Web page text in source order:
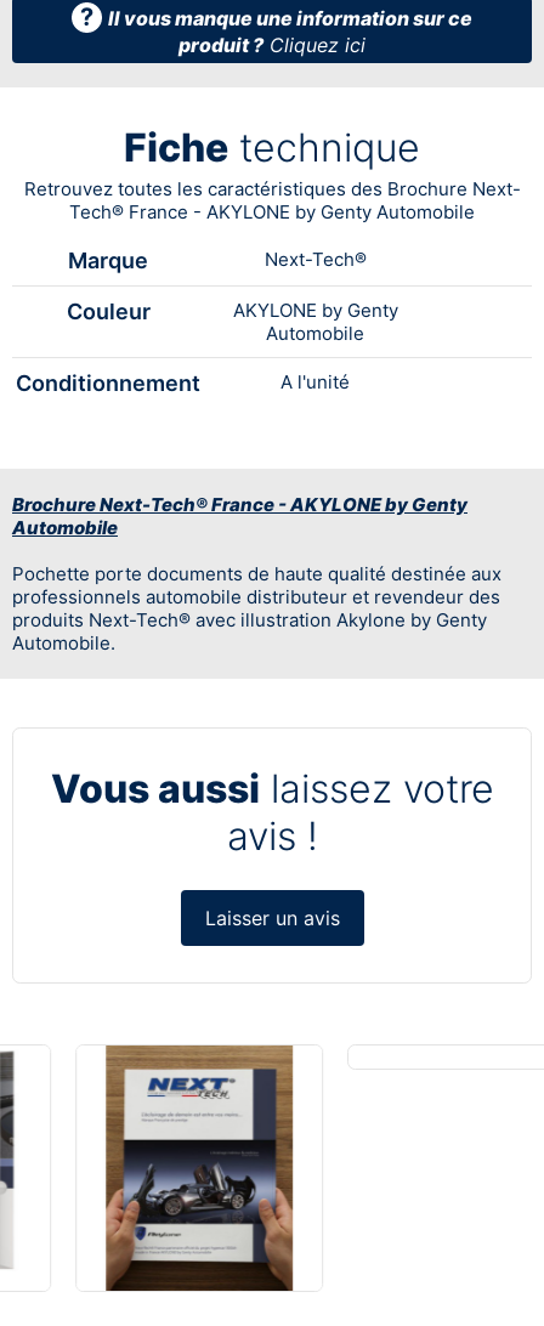
? Il vous manque une information sur ce
produit ? Cliquez ici
Fiche technique
Retrouvez toutes les caractéristiques des Brochure Next-
Tech® France - AKYLONE by Genty Automobile
Marque Next-Tech®
Couleur
AKYLONE by Genty
Automobile
Conditionnement A l'unité
Brochure Next-Tech® France - AKYLONE by Genty
Automobile
Pochette porte documents de haute qualité destinée aux
professionnels automobile distributeur et revendeur des
produits Next-Tech® avec illustration Akylone by Genty
Automobile.
Vous aussi laissez votre
avis !
Laisser un avis